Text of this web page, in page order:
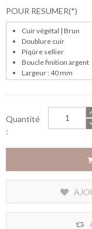
POUR RESUMER
Quantité
: